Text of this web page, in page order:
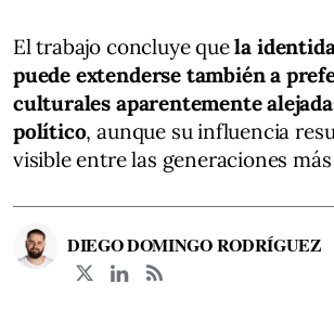
El trabajo concluye quela
puede extenderse también a
culturales aparentemente
político, aunque su influencia
visible entre las generaciones
DIEGO DOMINGO RODRÍGUEZ